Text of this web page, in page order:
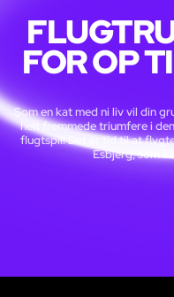
FOR OP
Som en kat med ni liv vil din
helt fremmede triumfere i
flugtspil! Det er tid til at
Esbjerg, som